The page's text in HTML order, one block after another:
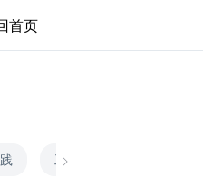
首页
工具对比